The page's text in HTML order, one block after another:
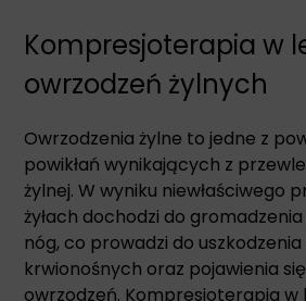
Kompresjoterapia w
owrzodzeń żylnych
Owrzodzenia żylne to jedne z
powikłań wynikających z
żylnej. W wyniku niewłaściwego
żyłach dochodzi do
nóg, co prowadzi do
krwionośnych oraz pojawienia
owrzodzeń. Kompresjoterapia w